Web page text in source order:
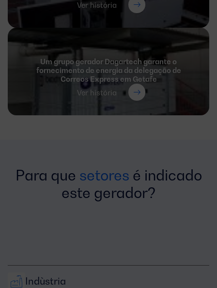
Ver história
Um grupo gerador Dagartech garante o
fornecimento de energia da delegação de
Correos Express em Getafe
Ver história
Para que setores é indicado
este gerador?
Indùstria